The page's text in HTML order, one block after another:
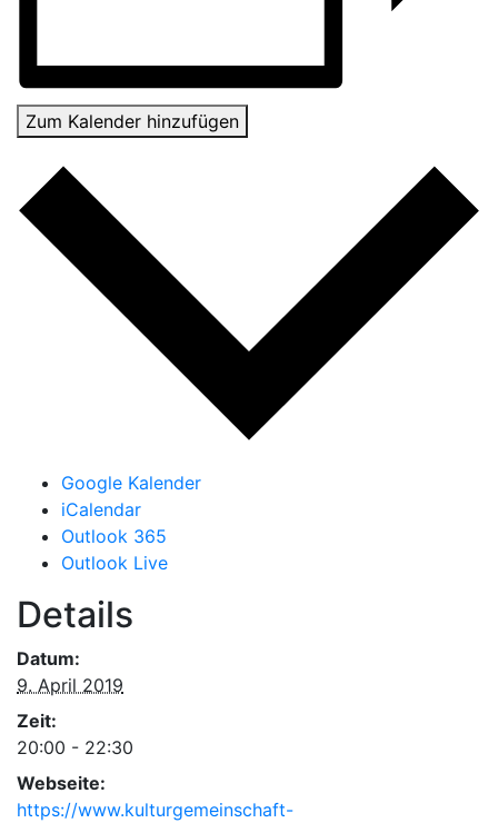
Zum Kalender hinzufügen
Google Kalender
iCalendar
Outlook 365
Outlook Live
Details
Datum:
9. April 2019
Zeit:
20:00 - 22:30
Webseite:
https://www.kulturgemeinschaft-